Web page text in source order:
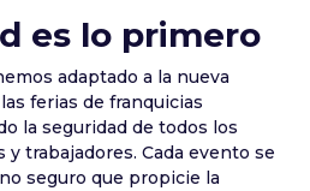
es lo primero
adaptado a la nueva
ferias de franquicias
la seguridad de todos los
trabajadores. Cada evento se
seguro que propicie la